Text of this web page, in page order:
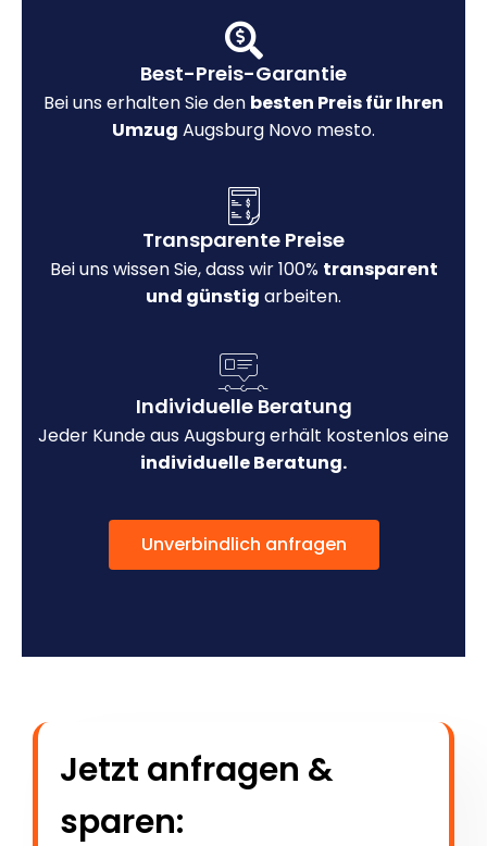
Best-Preis-Garantie
Bei uns erhalten Sie den besten Preis für Ihren
Umzug Augsburg Novo mesto.
Transparente Preise
Bei uns wissen Sie, dass wir 100% transparent
und günstig arbeiten.
Individuelle Beratung
Jeder Kunde aus Augsburg erhält kostenlos eine
individuelle Beratung.
Unverbindlich anfragen
Jetzt anfragen &
sparen: